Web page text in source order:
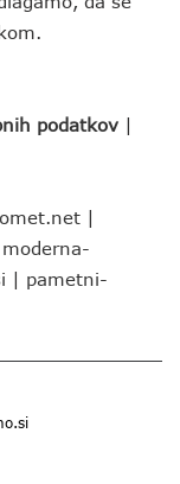
podatkov |
|
moderna-
| pametni-